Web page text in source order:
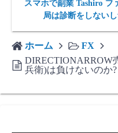
スマホで副業 Tashiro フ
局は診断をしない
ホーム
FX
DIRECTIONARROW
兵衛)は負けないのか?